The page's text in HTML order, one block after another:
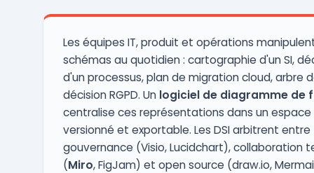
Les équipes IT, produit et opérations
schémas au quotidien : cartographie d'un SI,
d'un processus, plan de migration cloud, arbre
décision RGPD. Un logiciel de diagramme de
centralise ces représentations dans un
versionné et exportable. Les DSI arbitrent entre
gouvernance (Visio, Lucidchart), collaboration
(Miro, FigJam) et open source (draw.io,